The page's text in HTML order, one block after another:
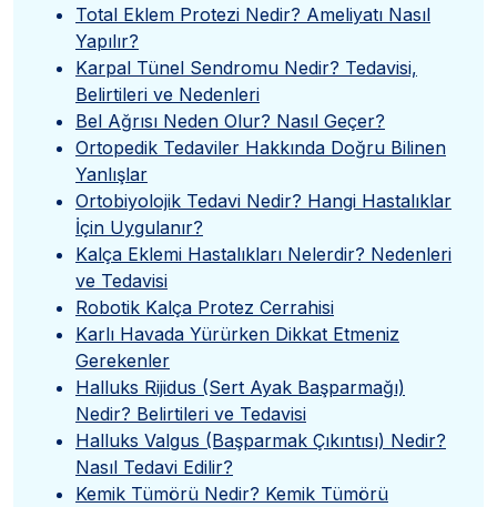
Total Eklem Protezi Nedir? Ameliyatı Nasıl
Yapılır?
Karpal Tünel Sendromu Nedir? Tedavisi,
Belirtileri ve Nedenleri
Bel Ağrısı Neden Olur? Nasıl Geçer?
Ortopedik Tedaviler Hakkında Doğru Bilinen
Yanlışlar
Ortobiyolojik Tedavi Nedir? Hangi Hastalıklar
İçin Uygulanır?
Kalça Eklemi Hastalıkları Nelerdir? Nedenleri
ve Tedavisi
Robotik Kalça Protez Cerrahisi
Karlı Havada Yürürken Dikkat Etmeniz
Gerekenler
Halluks Rijidus (Sert Ayak Başparmağı)
Nedir? Belirtileri ve Tedavisi
Halluks Valgus (Başparmak Çıkıntısı) Nedir?
Nasıl Tedavi Edilir?
Kemik Tümörü Nedir? Kemik Tümörü